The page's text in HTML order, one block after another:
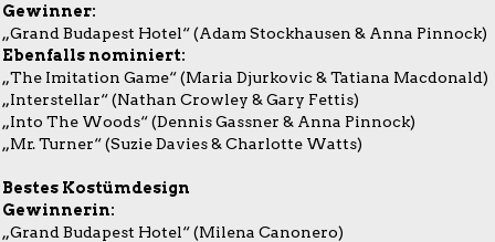
Gewinner:
„Grand Budapest Hotel“ (Adam Stockhausen & Anna Pinnock)
Ebenfalls nominiert:
„The Imitation Game“ (Maria Djurkovic & Tatiana Macdonald)
„Interstellar“ (Nathan Crowley & Gary Fettis)
„Into The Woods“ (Dennis Gassner & Anna Pinnock)
„Mr. Turner“ (Suzie Davies & Charlotte Watts)
Bestes Kostümdesign
Gewinnerin:
„Grand Budapest Hotel“ (Milena Canonero)